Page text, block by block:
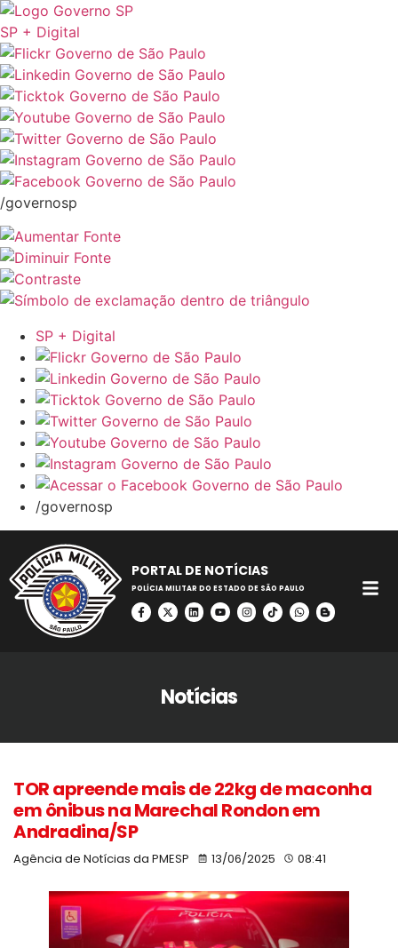
SP + Digital
/governosp
SP + Digital
/governosp
PORTAL DE NOTÍCIAS
POLÍCIA MILITAR DO ESTADO DE SÃO PAULO
Notícias
TOR apreende mais de 22kg de maconha
em ônibus na Marechal Rondon em
Andradina/SP
Agência de Notícias da PMESP 13/06/2025 08:41